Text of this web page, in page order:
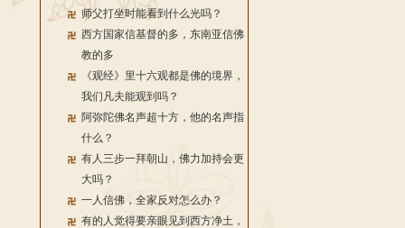
师父打坐时能看到什么光吗？
西方国家信基督的多，东南亚信佛
教的多
《观经》里十六观都是佛的境界，
我们凡夫能观到吗？
阿弥陀佛名声超十方，他的名声指
什么？
有人三步一拜朝山，佛力加持会更
大吗？
一人信佛，全家反对怎么办？
有的人觉得要亲眼见到西方净土，